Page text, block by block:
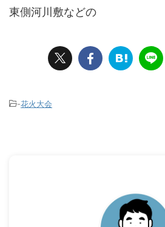
東側河川敷などの
-花火大会